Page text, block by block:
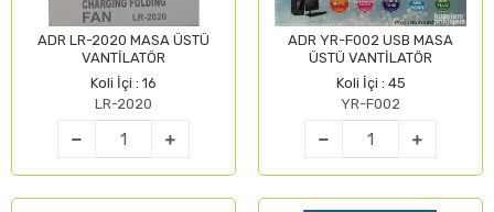
ADR LR-2020 MASA ÜSTÜ
VANTİLATÖR
Koli İçi : 16
LR-2020
ADR YR-F002 USB MASA
ÜSTÜ VANTİLATÖR
Koli İçi : 45
YR-F002